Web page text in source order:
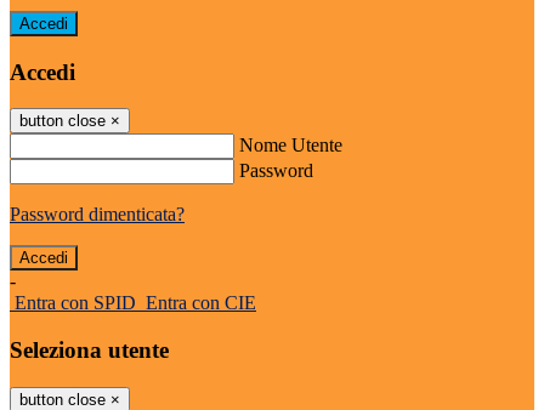
Accedi
Accedi
button close ×
Nome Utente
Password
Password dimenticata?
-
Entra con SPID Entra con CIE
Seleziona utente
button close ×